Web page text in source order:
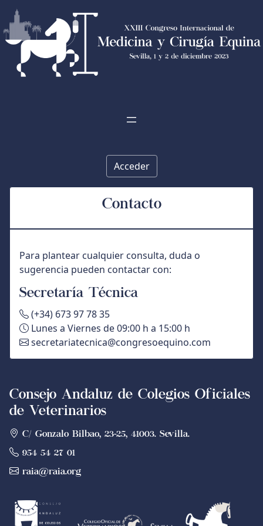
Acceder
Contacto
Para plantear cualquier consulta, duda o
sugerencia pueden contactar con:
Secretaría Técnica
(+34) 673 97 78 35
Lunes a Viernes de 09:00 h a 15:00 h
secretariatecnica@congresoequino.com
Consejo Andaluz de Colegios Oficiales
de Veterinarios
C/ Gonzalo Bilbao, 23-25, 41003. Sevilla.
954 54 27 01
raia@raia.org